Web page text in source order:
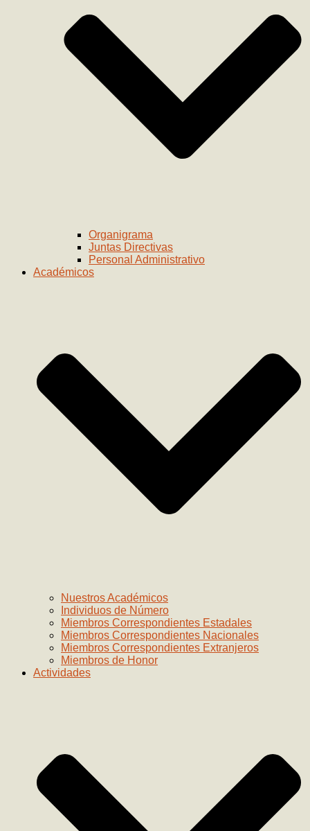
Organigrama
Juntas Directivas
Personal Administrativo
Académicos
Nuestros Académicos
Individuos de Número
Miembros Correspondientes Estadales
Miembros Correspondientes Nacionales
Miembros Correspondientes Extranjeros
Miembros de Honor
Actividades